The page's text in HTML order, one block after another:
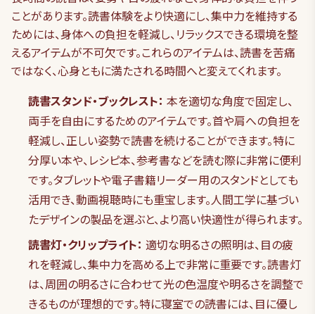
ことがあります。読書体験をより快適にし、集中力を維持する
ためには、身体への負担を軽減し、リラックスできる環境を整
えるアイテムが不可欠です。これらのアイテムは、読書を苦痛
ではなく、心身ともに満たされる時間へと変えてくれます。
読書スタンド・ブックレスト： 本を適切な角度で固定し、
両手を自由にするためのアイテムです。首や肩への負担を
軽減し、正しい姿勢で読書を続けることができます。特に
分厚い本や、レシピ本、参考書などを読む際に非常に便利
です。タブレットや電子書籍リーダー用のスタンドとしても
活用でき、動画視聴時にも重宝します。人間工学に基づい
たデザインの製品を選ぶと、より高い快適性が得られます。
読書灯・クリップライト： 適切な明るさの照明は、目の疲
れを軽減し、集中力を高める上で非常に重要です。読書灯
は、周囲の明るさに合わせて光の色温度や明るさを調整で
きるものが理想的です。特に寝室での読書には、目に優し